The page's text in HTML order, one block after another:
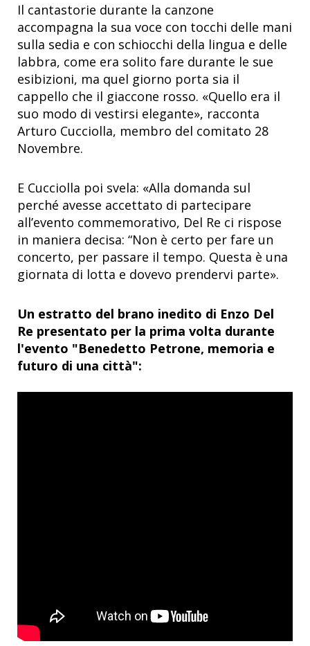
Il cantastorie durante la canzone
accompagna la sua voce con tocchi delle mani
sulla sedia e con schiocchi della lingua e delle
labbra, come era solito fare durante le sue
esibizioni, ma quel giorno porta sia il
cappello che il giaccone rosso. «Quello era il
suo modo di vestirsi elegante», racconta
Arturo Cucciolla, membro del comitato 28
Novembre.
E Cucciolla poi svela: «Alla domanda sul
perché avesse accettato di partecipare
all’evento commemorativo, Del Re ci rispose
in maniera decisa: “Non è certo per fare un
concerto, per passare il tempo. Questa è una
giornata di lotta e dovevo prendervi parte».
Un estratto del brano inedito di Enzo Del
Re presentato per la prima volta durante
l'evento "Benedetto Petrone, memoria e
futuro di una città":